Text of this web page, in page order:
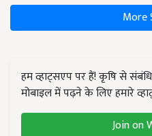
More
हम व्हाट्सएप पर हैं! कृषि से
मोबाइल में पढ़ने के लिए हमारे
Join on